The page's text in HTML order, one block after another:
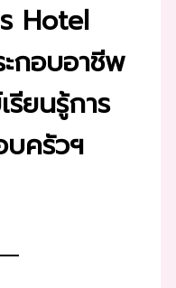
Hotel
กอบอาชีพ
รียนรู้การ
ครัวฯ